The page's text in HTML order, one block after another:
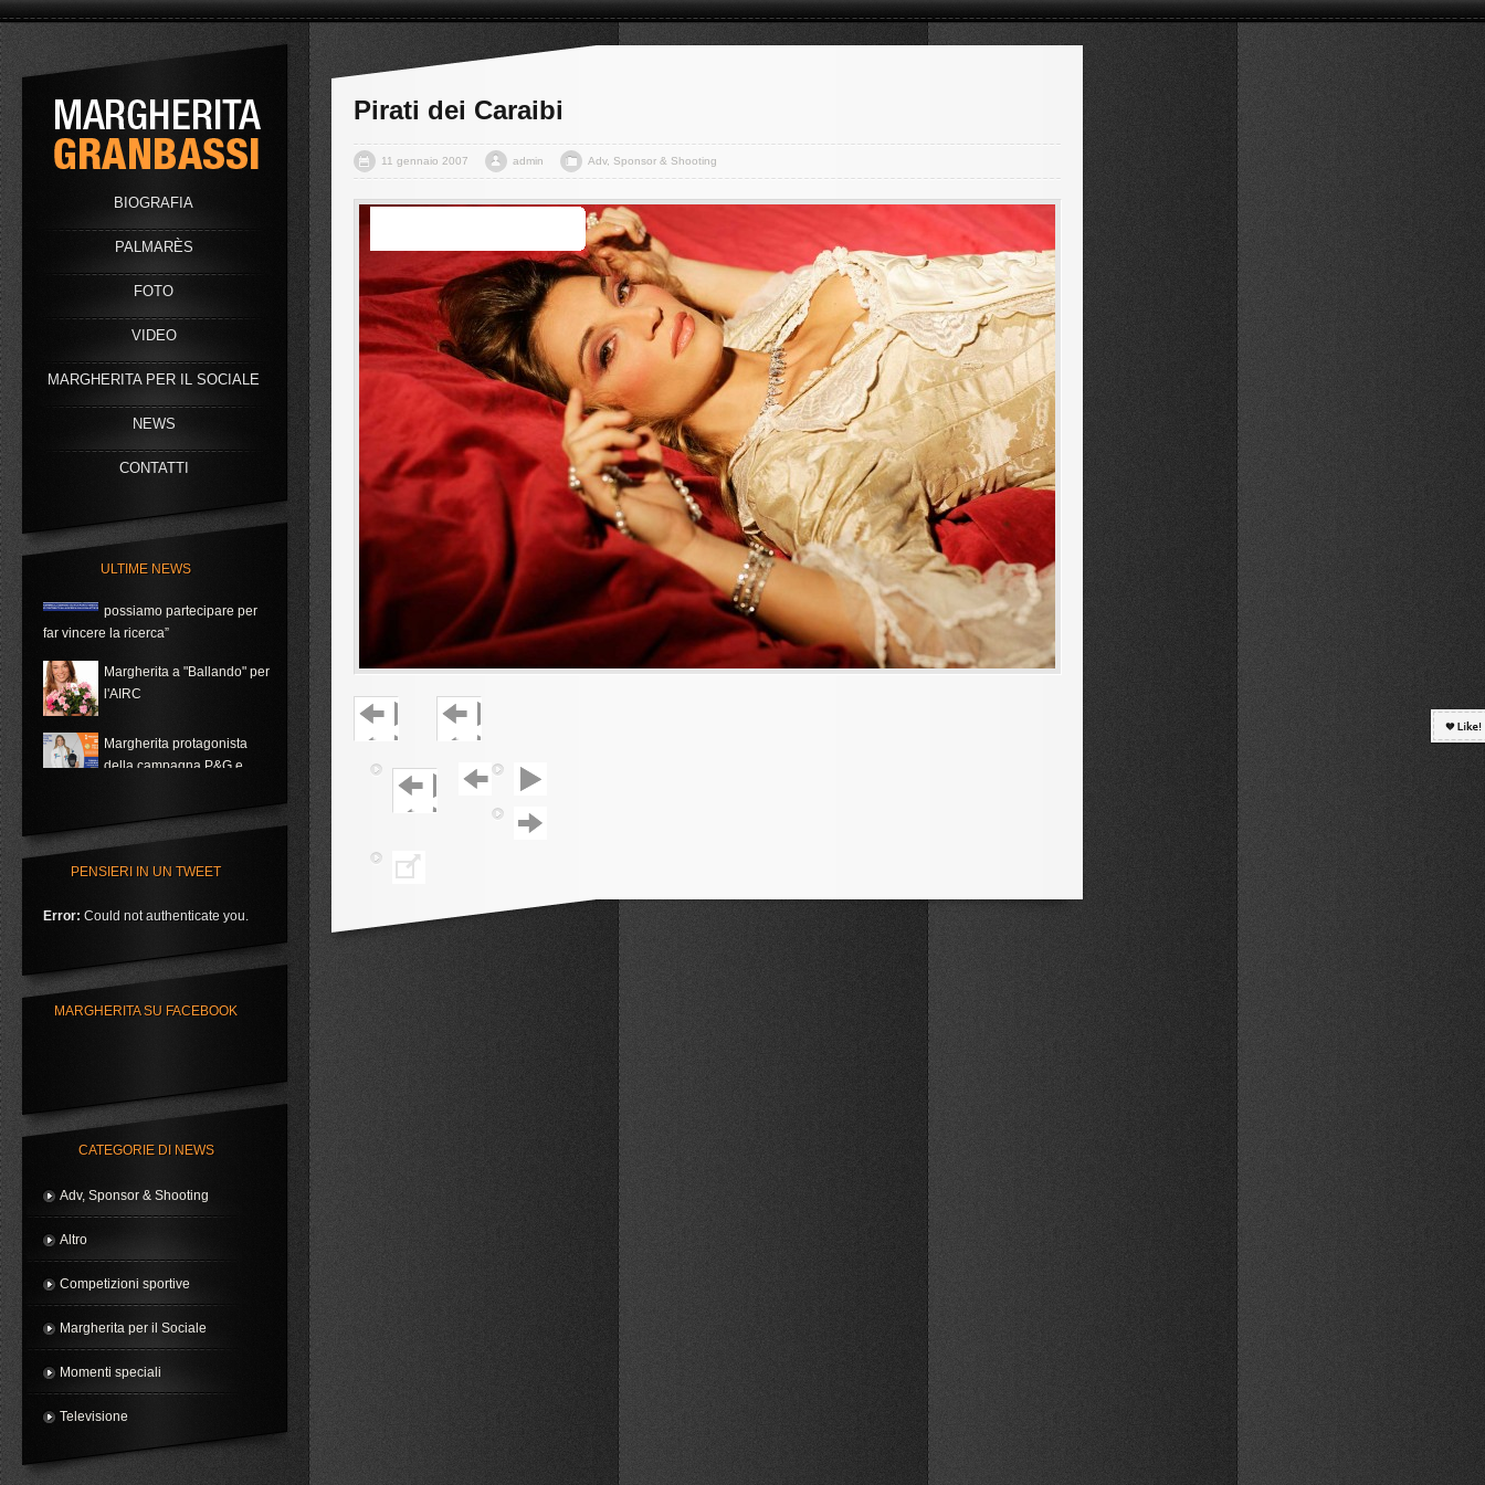
BIOGRAFIA
PALMARÈS
FOTO
VIDEO
MARGHERITA PER IL SOCIALE
NEWS
CONTATTI
ULTIME NEWS
Grave infortunio per
Coppa del Mondo
Con AUchan e P&G riparte
la campagna “Tutti
far vincere la ricerca”
l'AIRC
della campagna P&G e
Auchan per Telethon
Margherita al rientro in
la campagna “Tutti
far vincere la ricerca”
l'AIRC
della campagna P&G e
Auchan per Telethon
PENSIERI IN UN TWEET
Error: Could not authenticate you.
MARGHERITA SU FACEBOOK
CATEGORIE DI NEWS
Adv, Sponsor & Shooting
Altro
Competizioni sportive
Margherita per il Sociale
Momenti speciali
Televisione
Pirati dei Caraibi
11 gennaio 2007 admin Adv, Sponsor & Shooting